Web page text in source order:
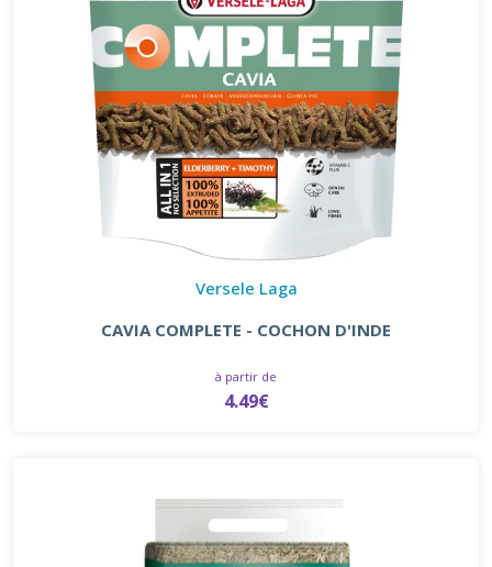
Versele Laga
CAVIA COMPLETE - COCHON D'INDE
à partir de
4.49€